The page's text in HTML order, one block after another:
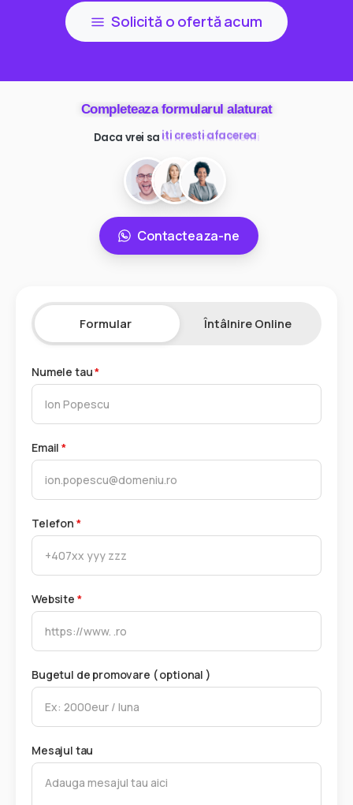
Solicită o ofertă acum
Completeaza formularul alaturat
Daca vrei sa ai mai multi clienti
Contacteaza-ne
Formular Întâlnire Online
Numele tau*
Email*
Telefon *
Website *
Bugetul de promovare ( optional )
Mesajul tau